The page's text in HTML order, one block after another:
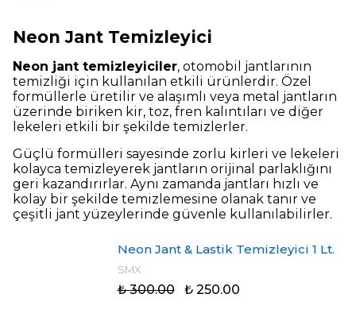
Neon Jant Temizleyici
Neon jant temizleyiciler, otomobil jantlarının
temizliği için kullanılan etkili ürünlerdir. Özel
formüllerle üretilir ve alaşımlı veya metal jantların
üzerinde biriken kir, toz, fren kalıntıları ve diğer
lekeleri etkili bir şekilde temizlerler.
Güçlü formülleri sayesinde zorlu kirleri ve lekeleri
kolayca temizleyerek jantların orijinal parlaklığını
geri kazandırırlar. Aynı zamanda jantları hızlı ve
kolay bir şekilde temizlemesine olanak tanır ve
çeşitli jant yüzeylerinde güvenle kullanılabilirler.
Neon Jant & Lastik Temizleyici 1 Lt.
SMX
₺ 300.00 ₺ 250.00